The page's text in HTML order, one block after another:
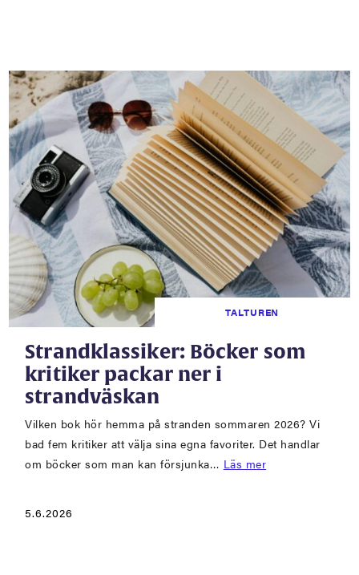
TALTUREN
Strandklassiker: Böcker som
kritiker packar ner i
strandväskan
Vilken bok hör hemma på stranden sommaren 2026? Vi
bad fem kritiker att välja sina egna favoriter. Det handlar
om böcker som man kan försjunka… Läs mer
5.6.2026